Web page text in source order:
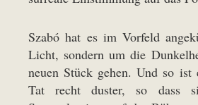
Szabó hat es im Vorfeld
Licht, sondern um die
neuen Stück gehen. Und so
Tat recht duster, so dass